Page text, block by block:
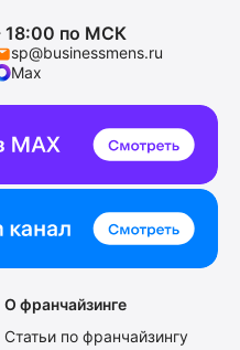
18:00 по МСК
sp@businessmens.ru
Max
О франчайзинге
Статьи по франчайзингу